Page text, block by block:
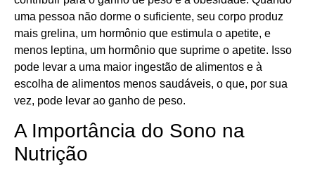
uma pessoa não dorme o suficiente, seu corpo produz
mais grelina, um hormônio que estimula o apetite, e
menos leptina, um hormônio que suprime o apetite. Isso
pode levar a uma maior ingestão de alimentos e à
escolha de alimentos menos saudáveis, o que, por sua
vez, pode levar ao ganho de peso.
A Importância do Sono na
Nutrição